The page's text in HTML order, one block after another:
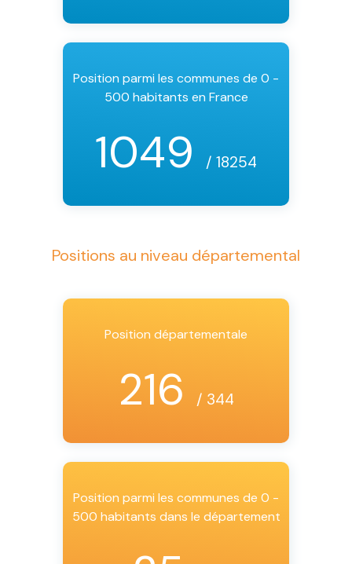
Position parmi les communes de 0 -
500 habitants en France
1049 / 18254
Positions au niveau départemental
Position départementale
216 / 344
Position parmi les communes de 0 -
500 habitants dans le département